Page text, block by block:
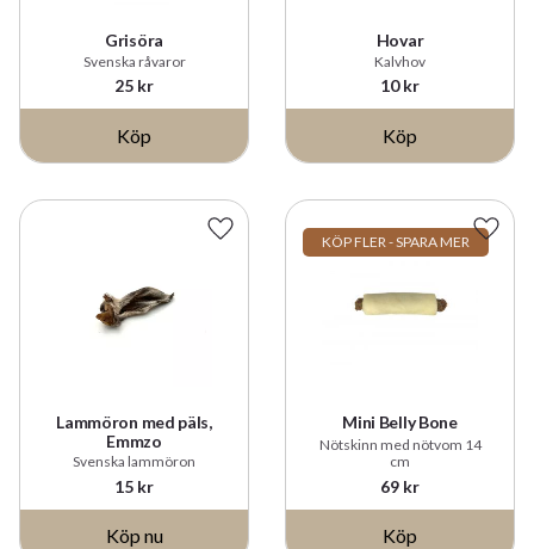
Grisöra
Svenska råvaror
25 kr
Köp
Hovar
Kalvhov
10kr
Köp
Lammöron med päls,
Emmzo
Svenska lammöron
15 kr
Lägg till i favoriter
Mini Belly Bone
Nötskinn med nötvom 14
cm
69 kr
KÖP FLER - SPARA MER Lägg
Köp